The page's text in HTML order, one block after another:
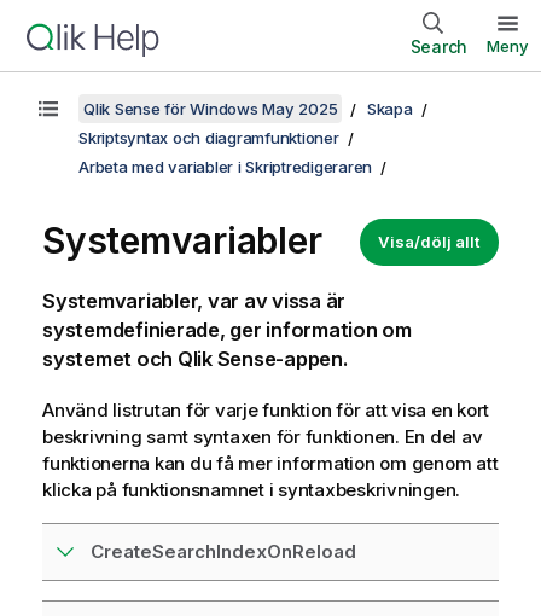
Search Meny
Qlik Sense för Windows May 2025
Skapa
Skriptsyntax och diagramfunktioner
Arbeta med variabler i Skriptredigeraren
Visa/dölj allt
Systemvariabler
Systemvariabler, var av vissa är
systemdefinierade, ger information om
systemet och Qlik Sense-appen.
Använd listrutan för varje funktion för att visa en kort
beskrivning samt syntaxen för funktionen. En del av
funktionerna kan du få mer information om genom att
klicka på funktionsnamnet i syntaxbeskrivningen.
CreateSearchIndexOnReload